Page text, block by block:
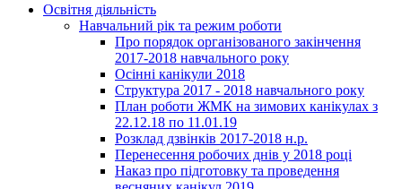
Освітня діяльність
Навчальний рік та режим роботи
Про порядок організованого закінчення
2017-2018 навчального року
Осінні канікули 2018
Структура 2017 - 2018 навчального року
План роботи ЖМК на зимових канікулах з
22.12.18 по 11.01.19
Розклад дзвінків 2017-2018 н.р.
Перенесення робочих днів у 2018 році
Наказ про підготовку та проведення